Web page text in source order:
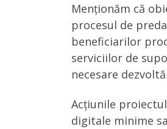
Menționăm că
procesul de
beneficiarilor
serviciilor de
necesare
Acțiunile
digitale minime